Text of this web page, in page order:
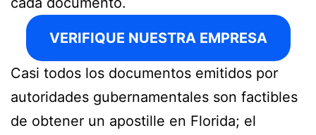
VERIFIQUE NUESTRA EMPRESA
Casi todos los documentos emitidos por
autoridades gubernamentales son factibles
de obtener un apostille en Florida; el